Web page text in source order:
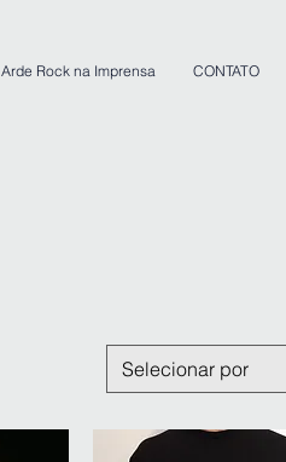
Arde Rock na Imprensa CONTATO
Selecionar por